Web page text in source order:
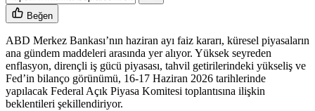
Beğen
ABD Merkez Bankası’nın haziran ayı faiz kararı, küresel piyasaların
ana gündem maddeleri arasında yer alıyor. Yüksek seyreden
enflasyon, dirençli iş gücü piyasası, tahvil getirilerindeki yükseliş ve
Fed’in bilanço görünümü, 16-17 Haziran 2026 tarihlerinde
yapılacak Federal Açık Piyasa Komitesi toplantısına ilişkin
beklentileri şekillendiriyor.